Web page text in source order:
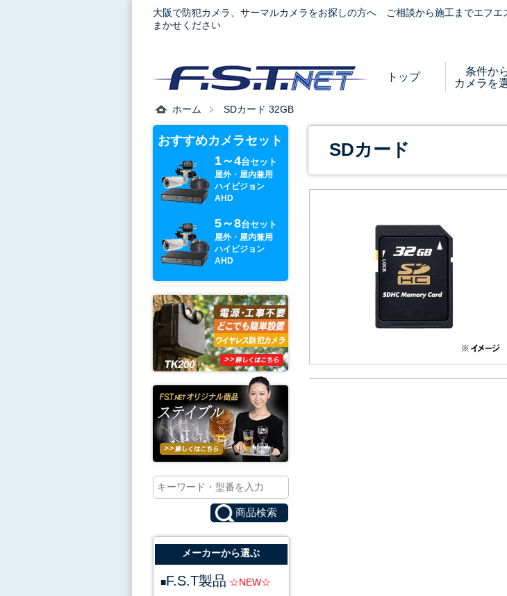
大阪で防犯カメラ、サーマルカメラをお探しの方へ ご相談から施工までエフエ
まかせください
トップ
条件か
カメラを
ホーム SDカード 32GB
おすすめカメラセット
1～4台セット
屋外・屋内兼用
ハイビジョン
AHD
5～8台セット
屋外・屋内兼用
ハイビジョン
AHD
メーカーから選ぶ
F.S.T製品
SDカード